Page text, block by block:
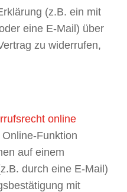
(z.B. ein mit
eine E-Mail) über
zu widerrufen,
online
Funktion
auf einem
durch eine E-Mail)
mit